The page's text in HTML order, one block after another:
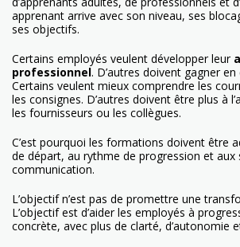
apprenant arrive avec son niveau, ses
ses objectifs.
Certains employés veulent développer leur
professionnel. D’autres doivent gagner en
Certains veulent mieux comprendre les
les consignes. D’autres doivent être plus à
les fournisseurs ou les collègues.
C’est pourquoi les formations doivent être
de départ, au rythme de progression et aux
communication.
L’objectif n’est pas de promettre une
L’objectif est d’aider les employés à
concrète, avec plus de clarté, d’autonomie